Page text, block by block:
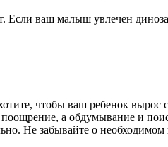
Если ваш малыш увлечен
чтобы ваш ребенок
а обдумывание и
Не забывайте о